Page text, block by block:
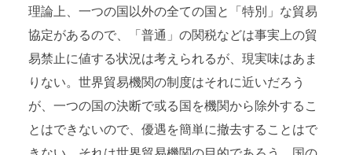
理論上、一つの国以外の全ての国と「特別」な貿易
協定があるので、「普通」の関税などは事実上の貿
易禁止に値する状況は考えられるが、現実味はあま
りない。世界貿易機関の制度はそれに近いだろう
が、一つの国の決断で或る国を機関から除外するこ
とはできないので、優遇を簡単に撤去することはで